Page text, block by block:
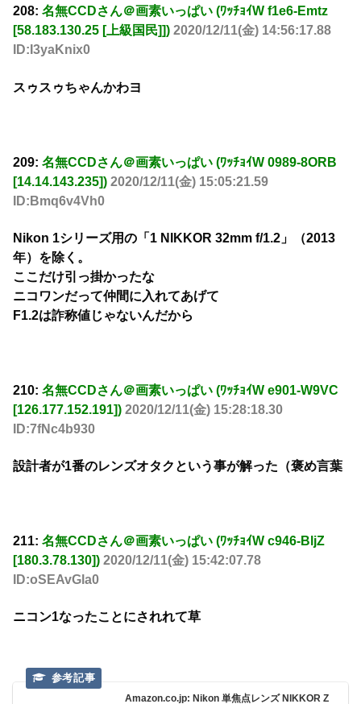
208: 名無CCDさん＠画素いっぱい (ﾜｯﾁｮｲW f1e6-Emtz
[58.183.130.25 [上級国民]]) 2020/12/11(金) 14:56:17.88
ID:I3yaKnix0
スゥスゥちゃんかわヨ
209: 名無CCDさん＠画素いっぱい (ﾜｯﾁｮｲW 0989-8ORB
[14.14.143.235]) 2020/12/11(金) 15:05:21.59
ID:Bmq6v4Vh0
Nikon 1シリーズ用の「1 NIKKOR 32mm f/1.2」（2013
年）を除く。
ここだけ引っ掛かったな
ニコワンだって仲間に入れてあげて
F1.2は詐称値じゃないんだから
210: 名無CCDさん＠画素いっぱい (ﾜｯﾁｮｲW e901-W9VC
[126.177.152.191]) 2020/12/11(金) 15:28:18.30
ID:7fNc4b930
設計者が1番のレンズオタクという事が解った（褒め言葉
211: 名無CCDさん＠画素いっぱい (ﾜｯﾁｮｲW c946-BljZ
[180.3.78.130]) 2020/12/11(金) 15:42:07.78
ID:oSEAvGla0
ニコン1なったことにされれて草
Amazon.co.jp: Nikon 単焦点レンズ NIKKOR Z